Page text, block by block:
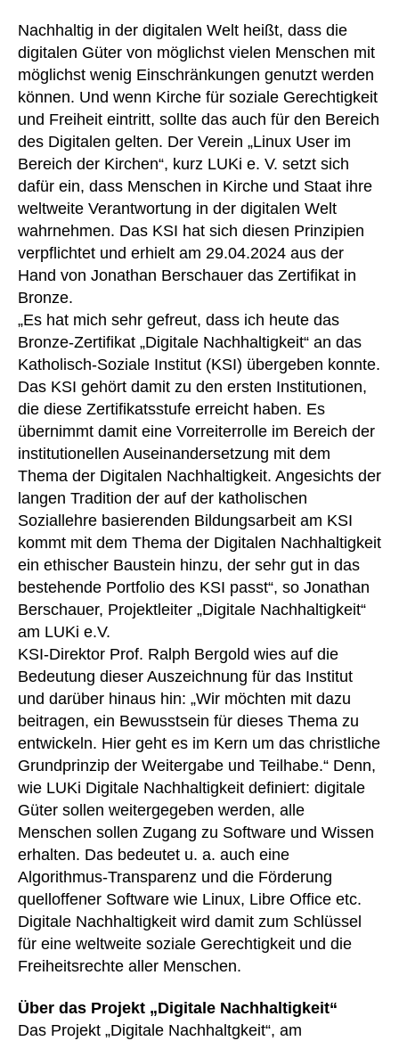
Nachhaltig in der digitalen Welt heißt, dass die
digitalen Güter von möglichst vielen Menschen mit
möglichst wenig Einschränkungen genutzt werden
können. Und wenn Kirche für soziale Gerechtigkeit
und Freiheit eintritt, sollte das auch für den Bereich
des Digitalen gelten. Der Verein „Linux User im
Bereich der Kirchen“, kurz LUKi e. V. setzt sich
dafür ein, dass Menschen in Kirche und Staat ihre
weltweite Verantwortung in der digitalen Welt
wahrnehmen. Das KSI hat sich diesen Prinzipien
verpflichtet und erhielt am 29.04.2024 aus der
Hand von Jonathan Berschauer das Zertifikat in
Bronze.
„Es hat mich sehr gefreut, dass ich heute das
Bronze-Zertifikat „Digitale Nachhaltigkeit“ an das
Katholisch-Soziale Institut (KSI) übergeben konnte.
Das KSI gehört damit zu den ersten Institutionen,
die diese Zertifikatsstufe erreicht haben. Es
übernimmt damit eine Vorreiterrolle im Bereich der
institutionellen Auseinandersetzung mit dem
Thema der Digitalen Nachhaltigkeit. Angesichts der
langen Tradition der auf der katholischen
Soziallehre basierenden Bildungsarbeit am KSI
kommt mit dem Thema der Digitalen Nachhaltigkeit
ein ethischer Baustein hinzu, der sehr gut in das
bestehende Portfolio des KSI passt“, so Jonathan
Berschauer, Projektleiter „Digitale Nachhaltigkeit“
am LUKi e.V.
KSI-Direktor Prof. Ralph Bergold wies auf die
Bedeutung dieser Auszeichnung für das Institut
und darüber hinaus hin: „Wir möchten mit dazu
beitragen, ein Bewusstsein für dieses Thema zu
entwickeln. Hier geht es im Kern um das christliche
Grundprinzip der Weitergabe und Teilhabe.“ Denn,
wie LUKi Digitale Nachhaltigkeit definiert: digitale
Güter sollen weitergegeben werden, alle
Menschen sollen Zugang zu Software und Wissen
erhalten. Das bedeutet u. a. auch eine
Algorithmus-Transparenz und die Förderung
quelloffener Software wie Linux, Libre Office etc.
Digitale Nachhaltigkeit wird damit zum Schlüssel
für eine weltweite soziale Gerechtigkeit und die
Freiheitsrechte aller Menschen.
Über das Projekt „Digitale Nachhaltigkeit“
Das Projekt „Digitale Nachhaltgkeit“, am